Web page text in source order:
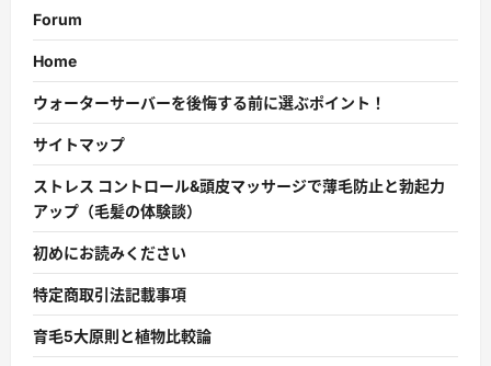
Forum
Home
ウォーターサーバーを後悔する前に選ぶポイント！
サイトマップ
ストレス コントロール&頭皮マッサージで薄毛防止と勃起力
アップ（毛髪の体験談）
初めにお読みください
特定商取引法記載事項
育毛5大原則と植物比較論